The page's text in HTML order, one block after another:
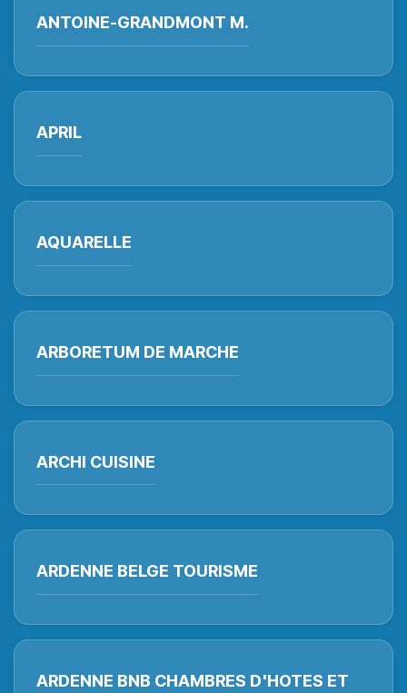
ANTOINE-GRANDMONT M.
APRIL
AQUARELLE
ARBORETUM DE MARCHE
ARCHI CUISINE
ARDENNE BELGE TOURISME
ARDENNE BNB CHAMBRES D'HOTES ET